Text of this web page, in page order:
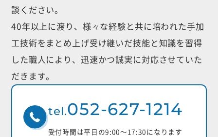
談ください。
40年以上に渡り、様々な経験と共に培われた手加
工技術をまとめ上げ受け継いだ技能と知識を習得
した職人により、迅速かつ誠実に対応させていた
だきます。
tel.052-627-1214
受付時間は平日の9:00〜17:30になります